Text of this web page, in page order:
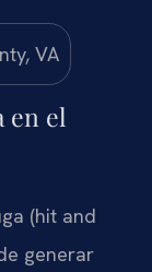
en el
(hit and
generar